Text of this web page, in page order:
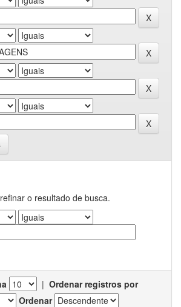
o resultado de busca.
| Ordenar registros por
Ordenar